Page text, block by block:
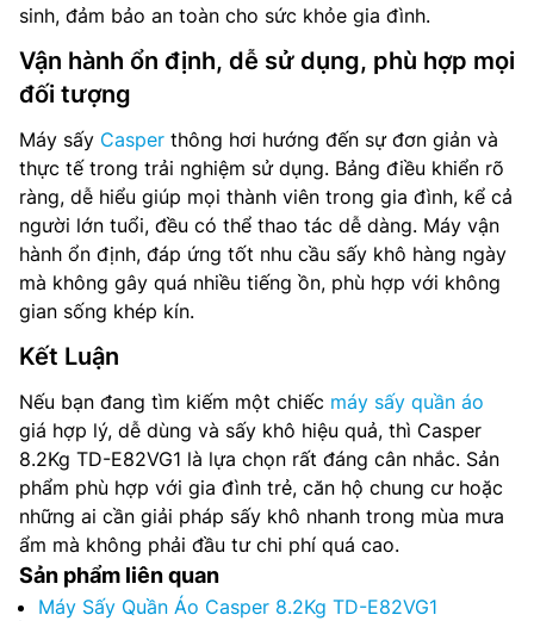
sinh, đảm bảo an toàn cho sức khỏe gia đình.
Vận hành ổn định, dễ sử dụng, phù hợp mọi
đối tượng
Máy sấy Casper thông hơi hướng đến sự đơn giản và
thực tế trong trải nghiệm sử dụng. Bảng điều khiển rõ
ràng, dễ hiểu giúp mọi thành viên trong gia đình, kể cả
người lớn tuổi, đều có thể thao tác dễ dàng. Máy vận
hành ổn định, đáp ứng tốt nhu cầu sấy khô hàng ngày
mà không gây quá nhiều tiếng ồn, phù hợp với không
gian sống khép kín.
Kết Luận
Nếu bạn đang tìm kiếm một chiếc máy sấy quần áo
giá hợp lý, dễ dùng và sấy khô hiệu quả, thì Casper
8.2Kg TD-E82VG1 là lựa chọn rất đáng cân nhắc. Sản
phẩm phù hợp với gia đình trẻ, căn hộ chung cư hoặc
những ai cần giải pháp sấy khô nhanh trong mùa mưa
ẩm mà không phải đầu tư chi phí quá cao.
Sản phẩm liên quan
Máy Sấy Quần Áo Casper 8.2Kg TD-E82VG1